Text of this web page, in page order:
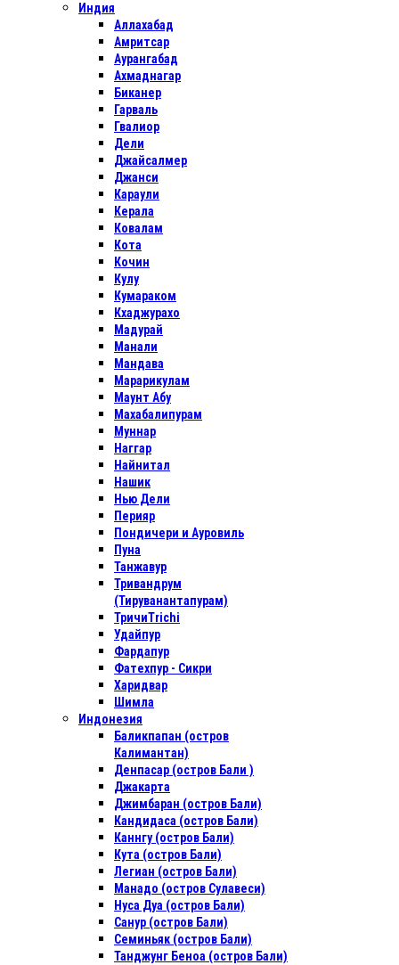
Индия
Аллахабад
Амритсар
Аурангабад
Ахмаднагар
Биканер
Гарваль
Гвалиор
Дели
Джайсалмер
Джанси
Караули
Керала
Ковалам
Кота
Кочин
Кулу
Кумараком
Кхаджурахо
Мадурай
Манали
Мандава
Марарикулам
Маунт Абу
Махабалипурам
Муннар
Наггар
Найнитал
Нашик
Нью Дели
Перияр
Пондичери и Ауровиль
Пуна
Танжавур
Тривандрум
(Тируванантапурам)
ТричиTrichi
Удайпур
Фардапур
Фатехпур - Сикри
Харидвар
Шимла
Индонезия
Баликпапан (остров
Калимантан)
Денпасар (остров Бали )
Джакарта
Джимбаран (остров Бали)
Кандидаса (остров Бали)
Каннгу (остров Бали)
Кута (остров Бали)
Легиан (остров Бали)
Манадо (остров Сулавеси)
Нуса Дуа (остров Бали)
Санур (остров Бали)
Семиньяк (остров Бали)
Танджунг Беноа (остров Бали)